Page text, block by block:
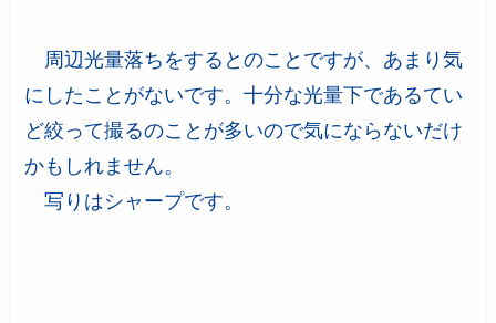
周辺光量落ちをするとのことですが、あまり気
にしたことがないです。十分な光量下であるてい
ど絞って撮るのことが多いので気にならないだけ
かもしれません。
写りはシャープです。